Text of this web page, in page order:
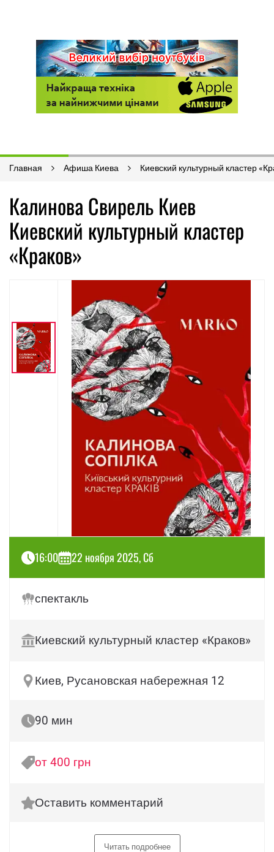
Главная Афиша Киева Киевский культурный кластер
Калинова Свирель Киев
Киевский культурный кластер
«Краков»
16:00 22 ноября 2025, Сб
спектакль
Киевский культурный кластер «Краков»
Киев, Русановская набережная 12
90 мин
от 400 грн
Оставить комментарий
Читать подробнее